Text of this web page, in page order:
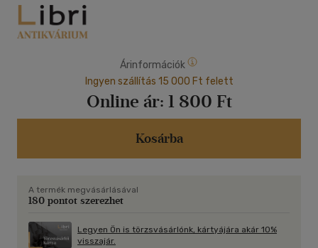
Árinformációk
Ingyen szállítás 15 000 Ft felett
Online ár: 1 800 Ft
Kosárba
A termék megvásárlásával
180 pontot szerezhet
Legyen Ön is törzsvásárlónk, kártyájára akár 10%
visszajár.